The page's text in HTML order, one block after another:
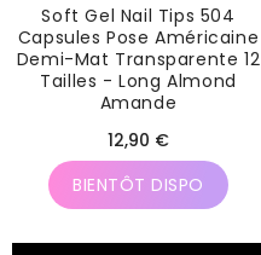
Soft Gel Nail Tips 504
Capsules Pose Américaine
Demi-Mat Transparente 12
Tailles - Long Almond
Amande
Prix
habituel
12,90 €
BIENTÔT DISPO